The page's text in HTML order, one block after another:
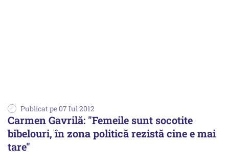
Publicat pe 07 Iul 2012
Carmen Gavrilă: "Femeile sunt socotite
bibelouri, în zona politică rezistă cine e mai
tare"